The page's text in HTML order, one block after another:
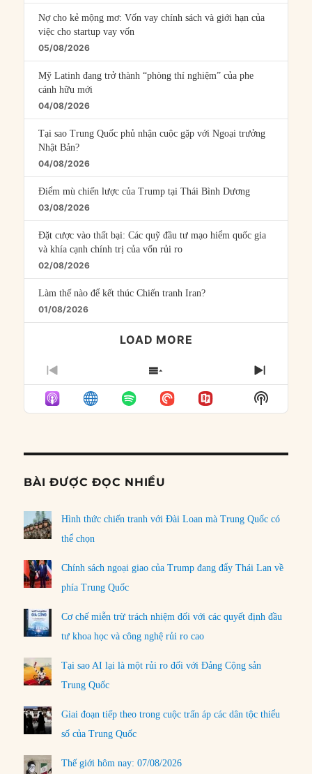
Nợ cho kẻ mộng mơ: Vốn vay chính sách và giới hạn của
việc cho startup vay vốn
05/08/2026
Mỹ Latinh đang trở thành “phòng thí nghiệm” của phe
cánh hữu mới
04/08/2026
Tại sao Trung Quốc phủ nhận cuộc gặp với Ngoại trưởng
Nhật Bản?
04/08/2026
Điểm mù chiến lược của Trump tại Thái Bình Dương
03/08/2026
Đặt cược vào thất bại: Các quỹ đầu tư mạo hiểm quốc gia
và khía cạnh chính trị của vốn rủi ro
02/08/2026
Làm thế nào để kết thúc Chiến tranh Iran?
01/08/2026
LOAD MORE
PREVIOUS
EPISODE
SHOW
EPISODES
LIST
NEXT
Show
Podcast
BÀI ĐƯỢC ĐỌC NHIỀU
Hình thức chiến tranh với Đài Loan mà Trung Quốc có
thể chọn
Chính sách ngoại giao của Trump đang đẩy Thái Lan về
phía Trung Quốc
Cơ chế miễn trừ trách nhiệm đối với các quyết định đầu
tư khoa học và công nghệ rủi ro cao
Tại sao AI lại là một rủi ro đối với Đảng Cộng sản
Trung Quốc
Giai đoạn tiếp theo trong cuộc trấn áp các dân tộc thiểu
số của Trung Quốc
Thế giới hôm nay: 07/08/2026